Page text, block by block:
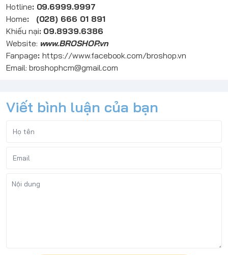
Hotline: 09.6999.9997
Home:
(028) 666 01 891
Khiếu nại: 09.8939.6386
Website: www.BROSHOP.vn
Fanpage: https://www.facebook.com/broshop.vn
Email: broshophcm@gmail.com
Viết bình luận của bạn